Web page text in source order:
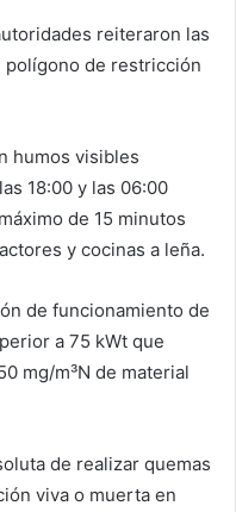
reiteraron las
de restricción
humos visibles
18:00 y las 06:00
de 15 minutos
y cocinas a leña.
de funcionamiento de
a 75 kWt que
mg/m³N de material
de realizar quemas
viva o muerta en